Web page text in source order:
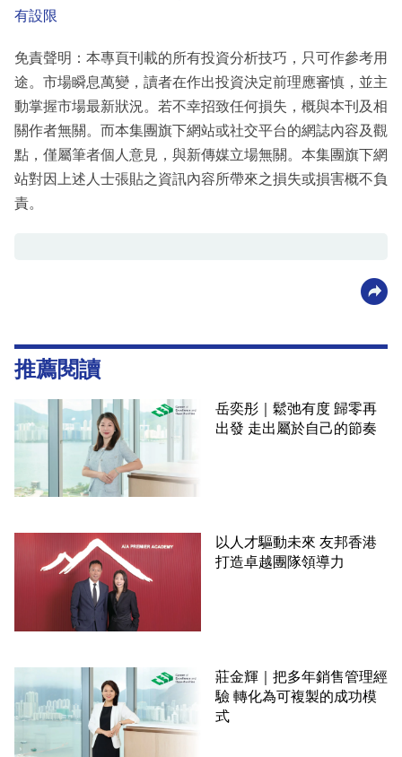
有設限
免責聲明：本專頁刊載的所有投資分析技巧，只可作參考用
途。市場瞬息萬變，讀者在作出投資決定前理應審慎，並主
動掌握市場最新狀況。若不幸招致任何損失，概與本刊及相
關作者無關。而本集團旗下網站或社交平台的網誌內容及觀
點，僅屬筆者個人意見，與新傳媒立場無關。本集團旗下網
站對因上述人士張貼之資訊內容所帶來之損失或損害概不負
責。
推薦閱讀
岳奕彤｜鬆弛有度 歸零再
出發 走出屬於自己的節奏
以人才驅動未來 友邦香港
打造卓越團隊領導力
莊金輝｜把多年銷售管理經
驗 轉化為可複製的成功模
式